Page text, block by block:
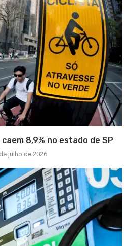
8,9% no estado de SP
julho de 2026